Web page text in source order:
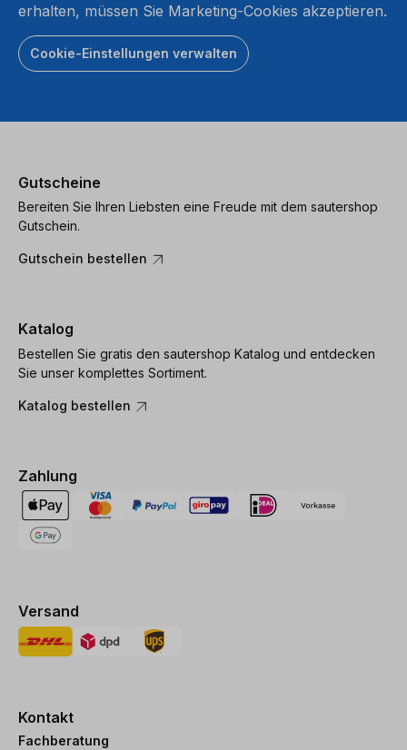
erhalten, müssen Sie Marketing-Cookies akzeptieren.
Cookie-Einstellungen verwalten
Gutscheine
Bereiten Sie Ihren Liebsten eine Freude mit dem sautershop
Gutschein.
Gutschein bestellen
Katalog
Bestellen Sie gratis den sautershop Katalog und entdecken
Sie unser komplettes Sortiment.
Katalog bestellen
Zahlung
Versand
Kontakt
Fachberatung